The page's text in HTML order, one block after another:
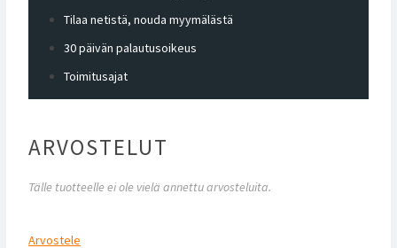
Tilaa netistä, nouda myymälästä
30 päivän palautusoikeus
Toimitusajat
ARVOSTELUT
Tälle tuotteelle ei ole vielä annettu arvosteluita.
Arvostele